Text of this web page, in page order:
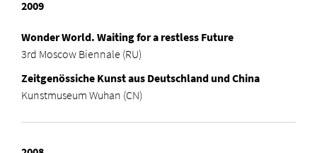
2009
Wonder World. Waiting for a restless Future
3rd Moscow Biennale (RU)
Zeitgenössiche Kunst aus Deutschland und China
Kunstmuseum Wuhan (CN)